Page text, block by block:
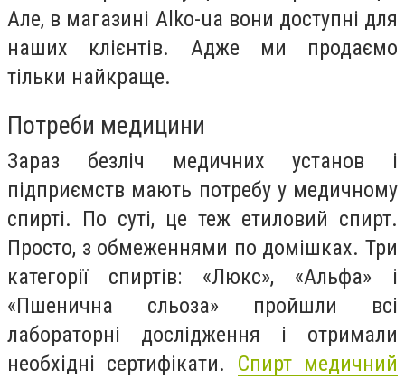
Але, в магазині Alko-ua вони доступні для
наших клієнтів. Адже ми продаємо
тільки найкраще.
Потреби медицини
Зараз безліч медичних установ і
підприємств мають потребу у медичному
спирті. По суті, це теж етиловий спирт.
Просто, з обмеженнями по домішках. Три
категорії спиртів: «Люкс», «Альфа» і
«Пшенична сльоза» пройшли всі
лабораторні дослідження і отримали
необхідні сертифікати. Спирт медичний